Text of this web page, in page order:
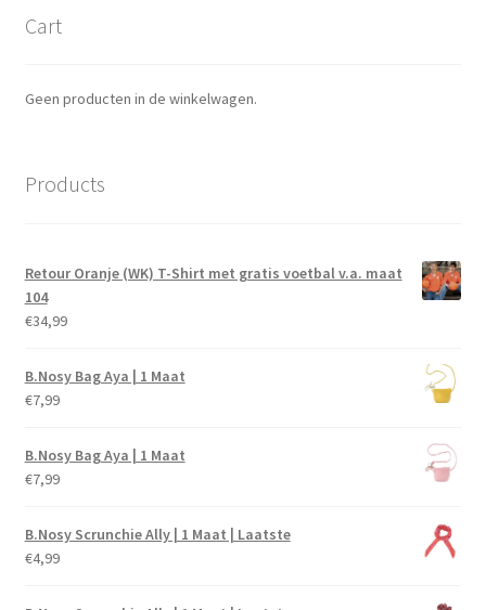
Cart
Geen producten in de winkelwagen.
Products
Retour Oranje (WK) T-Shirt met gratis voetbal v.a. maat
104
€34,99
B.Nosy Bag Aya | 1 Maat
€7,99
B.Nosy Bag Aya | 1 Maat
€7,99
B.Nosy Scrunchie Ally | 1 Maat | Laatste
€4,99